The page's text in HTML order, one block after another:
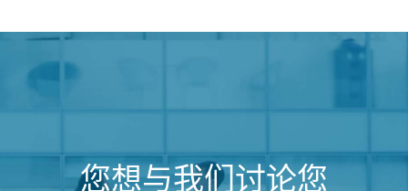
您想与我们讨论您